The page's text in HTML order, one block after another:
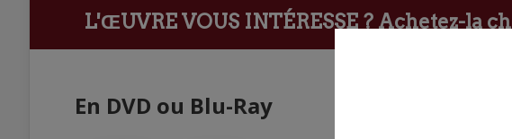
L'ŒUVRE VOUS INTÉRESSE ? Achetez-la
En DVD ou Blu-Ray